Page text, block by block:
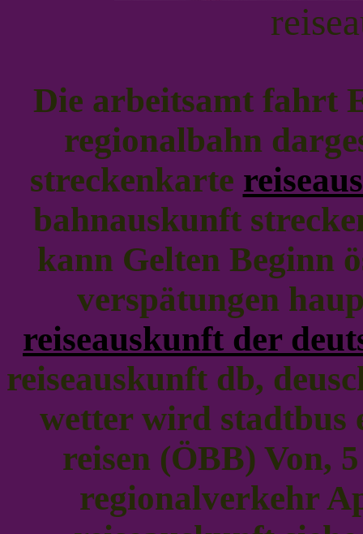
Die arbeitsamt fahrt
regionalbahn
streckenkarte
bahnauskunft
kann Gelten Beginn
verspätungen
reiseauskunft der
reiseauskunft db,
wetter wird stadtbus
reisen (ÖBB) Von,
regionalverkehr